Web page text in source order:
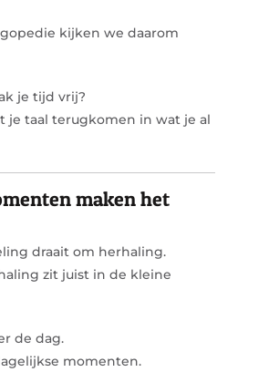
kijken we daarom
je tijd vrij?
je taal terugkomen in wat je al
maken het
draait om herhaling.
zit juist in de kleine
de dag.
momenten.